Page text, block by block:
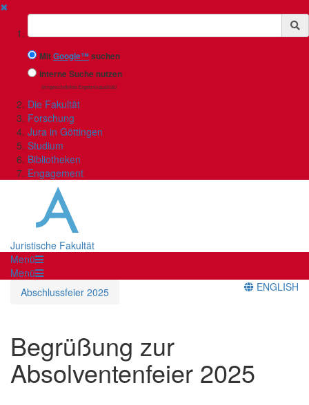
✖
Suchbegriff
MitGoogle™suchen
Interne Suche nutzen
(eingeschränkte Ergebnisqualität)
Die Fakultät
Forschung
Jura in Göttingen
Studium
Bibliotheken
Engagement
Juristische Fakultät
Menü
Menü
Abschlussfeier 2025
ENGLISH
Begrüßung zur
Absolventenfeier 2025